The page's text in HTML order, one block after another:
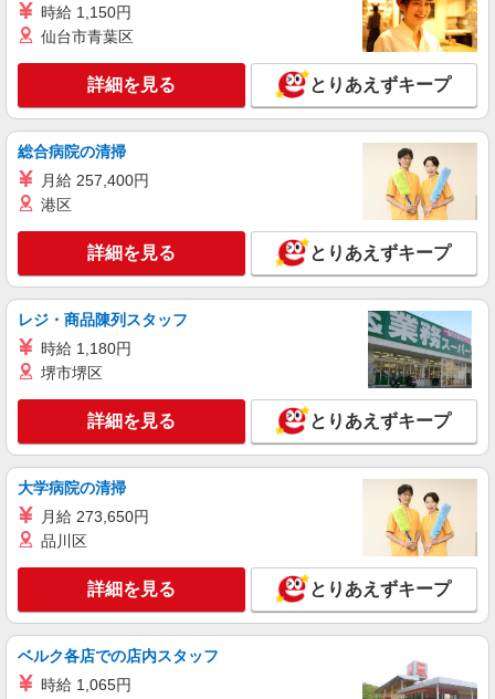
キープ 詳細を見る
大和富士幼稚園・やまとふじこども園
キープ 詳細を見る
時給 1,150円
仙台市青葉区
詳細を見る とりあえずキープ
総合病院の清掃
月給 257,400円
港区
詳細を見る とりあえずキープ
レジ・商品陳列スタッフ
時給 1,180円
堺市堺区
詳細を見る とりあえずキープ
大学病院の清掃
月給 273,650円
品川区
詳細を見る とりあえずキープ
ベルク各店での店内スタッフ
時給 1,065円